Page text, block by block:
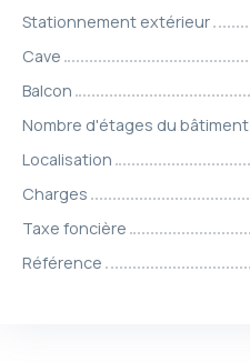
Stationnement extérieur
Cave
Balcon
Nombre d'étages du bâtiment
Localisation
Charges
Taxe foncière
Référence